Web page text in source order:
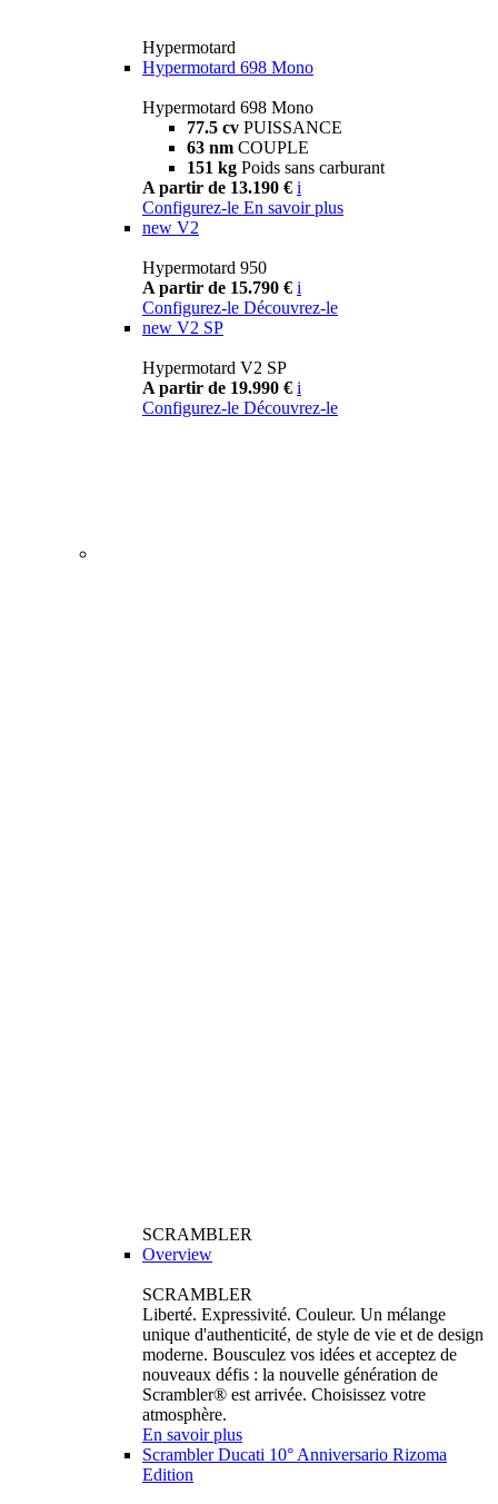
Hypermotard
Hypermotard 698 Mono
Hypermotard 698 Mono
77.5 cv PUISSANCE
63 nm COUPLE
151 kg Poids sans carburant
A partir de 13.190 € i
Configurez-le En savoir plus
new V2
Hypermotard 950
A partir de 15.790 € i
Configurez-le Découvrez-le
new V2 SP
Hypermotard V2 SP
A partir de 19.990 € i
Configurez-le Découvrez-le
SCRAMBLER
Overview
SCRAMBLER
Liberté. Expressivité. Couleur. Un mélange
unique d'authenticité, de style de vie et de design
moderne. Bousculez vos idées et acceptez de
nouveaux défis : la nouvelle génération de
Scrambler® est arrivée. Choisissez votre
atmosphère.
En savoir plus
Scrambler Ducati 10° Anniversario Rizoma
Edition